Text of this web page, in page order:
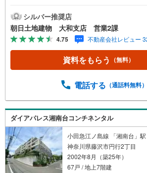
ったキッズコーナーやおむつ替えが
子様連れでも安心です。提携駐車場
際は、事前にご予約をお願いします■
る」ボタンよりご予約頂くとスムー
様の貴重なお時間の中でご希望の
およその所要時間や内容は下記をご
現地/物件見学（30分～）〇周辺環
設計致します。私達は様々なご要望
【コロナウイルス予防対策実施中】
ルコール除菌を設置しております〇
の間隔を通常より広くお取りします
の消毒、除菌シート等を常備してお
使い捨てスリッパ・使い捨て手袋を
シルバー推奨店
朝日土地建物 大和支店 営業2課
4.75 不動産会社レビュー
資料をもらう （無料）
電話する （通話料無料）
ダイアパレス湘南台コンチネンタル
小田急江ノ島線 「湘南台」
神奈川県藤沢市円行2丁目
2002年8月（築25年）
67戸 / 地上7階建